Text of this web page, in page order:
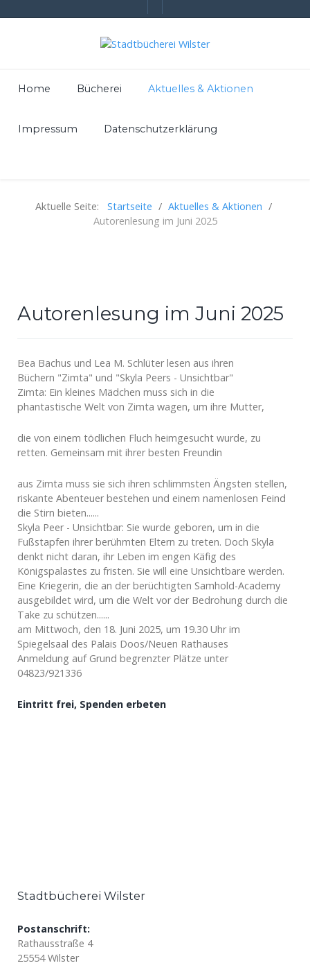
Home Bücherei Aktuelles & Aktionen
Impressum Datenschutzerklärung
Aktuelle Seite: Startseite
Aktuelles & Aktionen
Autorenlesung im Juni 2025
Autorenlesung im Juni 2025
Bea Bachus und Lea M. Schlüter lesen aus ihren
Büchern "Zimta" und "Skyla Peers - Unsichtbar"
Zimta: Ein kleines Mädchen muss sich in die
phantastische Welt von Zimta wagen, um ihre Mutter,
die von einem tödlichen Fluch heimgesucht wurde, zu
retten. Gemeinsam mit ihrer besten Freundin
aus Zimta muss sie sich ihren schlimmsten Ängsten stellen,
riskante Abenteuer bestehen und einem namenlosen Feind
die Stirn bieten......
Skyla Peer - Unsichtbar: Sie wurde geboren, um in die
Fußstapfen ihrer berühmten Eltern zu treten. Doch Skyla
denkt nicht daran, ihr Leben im engen Käfig des
Königspalastes zu fristen. Sie will eine Unsichtbare werden.
Eine Kriegerin, die an der berüchtigten Samhold-Academy
ausgebildet wird, um die Welt vor der Bedrohung durch die
Take zu schützen......
am Mittwoch, den 18. Juni 2025, um 19.30 Uhr im
Spiegelsaal des Palais Doos/Neuen Rathauses
Anmeldung auf Grund begrenzter Plätze unter
04823/921336
Eintritt frei, Spenden erbeten
Stadtbücherei Wilster
Postanschrift:
Rathausstraße 4
25554 Wilster